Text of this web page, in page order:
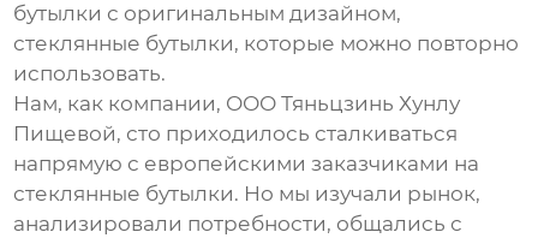
бутылки с оригинальным дизайном,
стеклянные бутылки, которые можно повторно
использовать.
Нам, как компании, ООО Тяньцзинь Хунлу
Пищевой, сто приходилось сталкиваться
напрямую с европейскими заказчиками на
стеклянные бутылки. Но мы изучали рынок,
анализировали потребности, общались с